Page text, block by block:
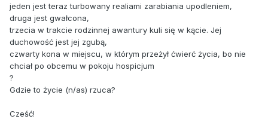
jeden jest teraz turbowany realiami zarabiania upodleniem,
druga jest gwałcona,
trzecia w trakcie rodzinnej awantury kuli się w kącie. Jej
duchowość jest jej zgubą,
czwarty kona w miejscu, w którym przeżył ćwierć życia, bo nie
chciał po obcemu w pokoju hospicjum
?
Gdzie to życie (n/as) rzuca?
Cześć!